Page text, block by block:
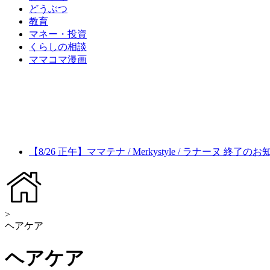
どうぶつ
教育
マネー・投資
くらしの相談
ママコマ漫画
【8/26 正午】ママテナ / Merkystyle / ラナーヌ 終了のお
>
ヘアケア
ヘアケア